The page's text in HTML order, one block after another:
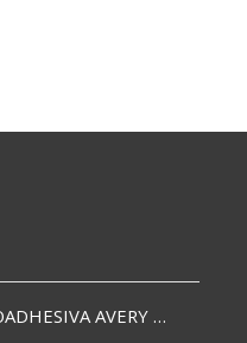
ETIQUETA AUTOADHESIVA AVERY 3026 30H 20 X 70